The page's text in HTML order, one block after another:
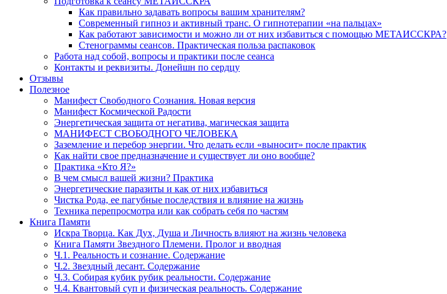
Как правильно задавать вопросы вашим хранителям?
Современный гипноз и активный транс. О гипнотерапии «на пальцах»
Как работают зависимости и можно ли от них избавиться с помощью МЕТАИССКРА?
Стенограммы сеансов. Практическая польза распаковок
Работа над собой, вопросы и практики после сеанса
Контакты и реквизиты. Донейшн по сердцу
Отзывы
Полезное
Манифест Свободного Сознания. Новая версия
Манифест Космической Радости
Энергетическая защита от негатива, магическая защита
МАНИФЕСТ СВОБОДНОГО ЧЕЛОВЕКА
Заземление и перебор энергии. Что делать если «выносит» после практик
Как найти свое предназначение и существует ли оно вообще?
Практика «Кто Я?»
В чем смысл вашей жизни? Практика
Энергетические паразиты и как от них избавиться
Чистка Рода, ее пагубные последствия и влияние на жизнь
Техника перепросмотра или как собрать себя по частям
Книга Памяти
Искра Творца. Как Дух, Душа и Личность влияют на жизнь человека
Книга Памяти Звездного Племени. Пролог и вводная
Ч.1. Реальность и сознание. Содержание
Ч.2. Звездный десант. Содержание
Ч.3. Собирая кубик рубик реальности. Содержание
Ч.4. Квантовый суп и физическая реальность. Содержание